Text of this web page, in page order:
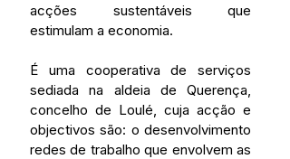
acções sustentáveis que
estimulam a economia.
É uma cooperativa de serviços
sediada na aldeia de Querença,
concelho de Loulé, cuja acção e
objectivos são: o desenvolvimento
redes de trabalho que envolvem as